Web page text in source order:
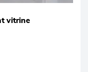
vitrine